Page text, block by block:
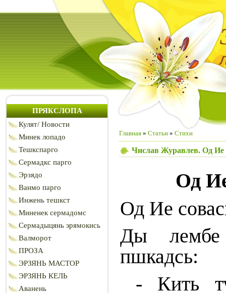
ПРЯКСЛОПА
Кулят/ Новости
Минек лопадо
Тешкспарго
Сермадкс парго
Эрзядо
Ванмо парго
Инжень тешкст
Миненек сермадомс
Сермадыцянь эрямокись
Валморот
ПРОЗА
ЭРЗЯНЬ МАСТОР
ЭРЗЯНЬ КЕЛЬ
Аванень
Главная » Статьи » Стихи
Числав Журавлев. Од Ие
Од
Од Ие
Ды лембе
пшкадсь:
- Кить